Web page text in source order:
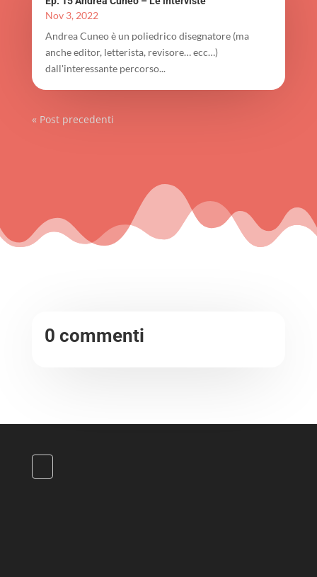
Nov 3, 2022
Andrea Cuneo è un poliedrico disegnatore (ma
anche editor, letterista, revisore… ecc…)
dall'interessante percorso...
« Post precedenti
0 commenti